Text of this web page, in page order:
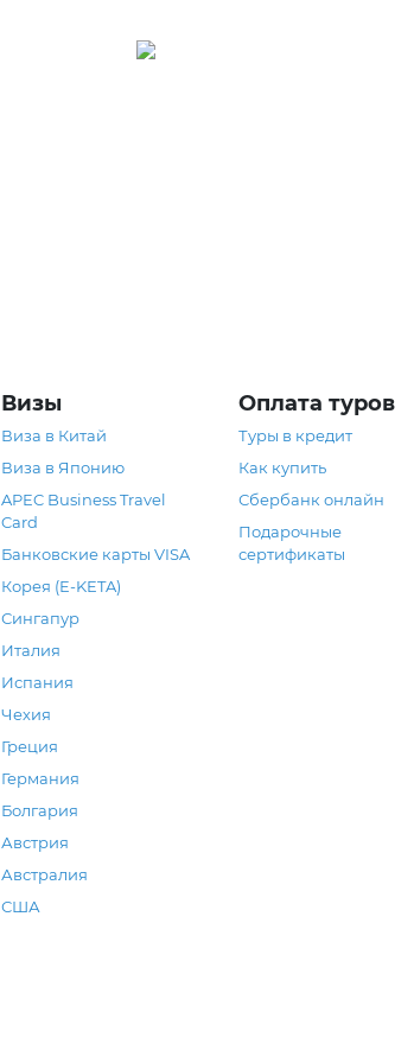
Визы
Виза в Китай
Виза в Японию
APEC Business Travel
Card
Банковские карты VISA
Корея (E-KETA)
Сингапур
Италия
Испания
Чехия
Греция
Германия
Болгария
Австрия
Австралия
США
Оплата туров
Туры в кредит
Как купить
Сбербанк онлайн
Подарочные
сертификаты